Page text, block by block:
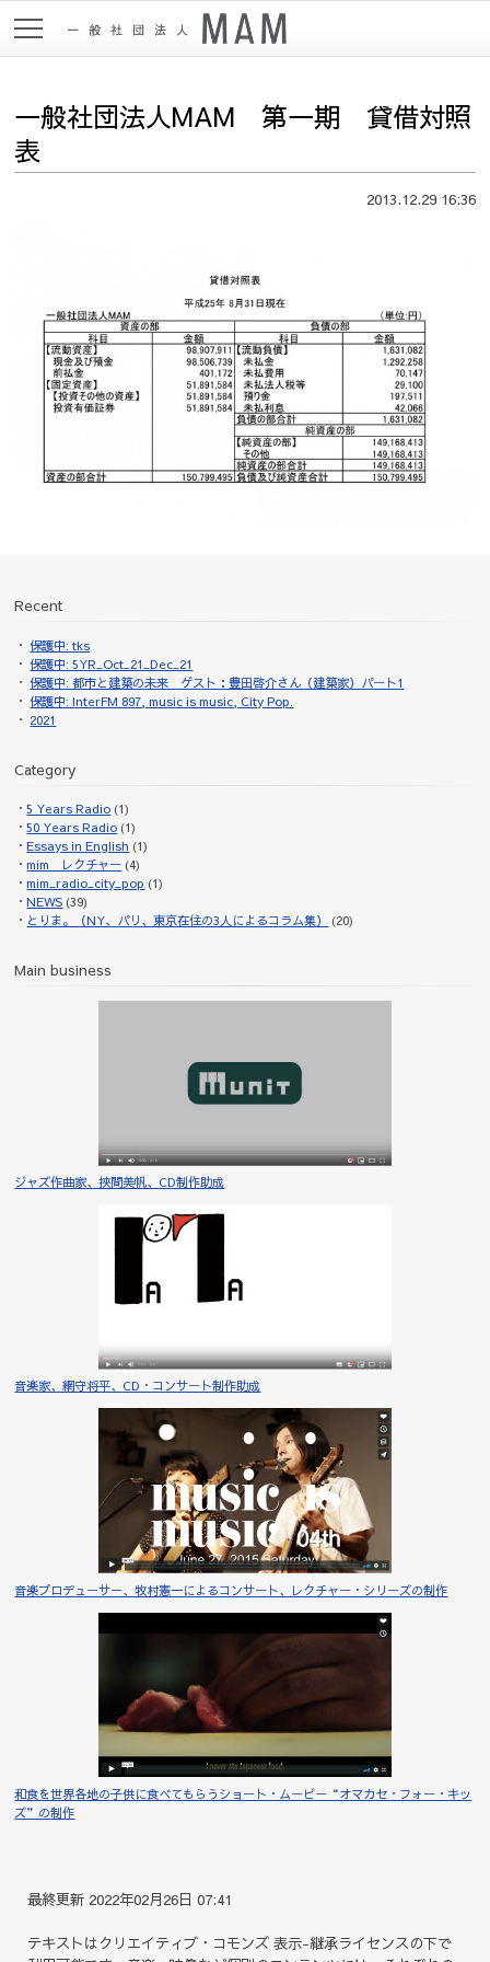
一般社団法人MAM 第一期 貸借対照
表
2013.12.29 16:36
Recent
保護中: tks
保護中: 5YR_Oct_21_Dec_21
保護中: 都市と建築の未来 ゲスト：豊田啓介さん（建築家）パート1
保護中: InterFM 897, music is music, City Pop.
2021
Category
5 Years Radio (1)
50 Years Radio (1)
Essays in English (1)
mim レクチャー (4)
mim_radio_city_pop (1)
NEWS (39)
とりま。（NY、パリ、東京在住の3人によるコラム集）
(20)
Main business
ジャズ作曲家、挾間美帆、CD制作助成
音楽家、網守将平、CD・コンサート制作助成
音楽プロデューサー、牧村憲一によるコンサート、レクチャー・シリーズの制作
和食を世界各地の子供に食べてもらうショート・ムービー“オマカセ・フォー・キッ
ズ”の制作
最終更新 2022年02月26日 07:41
テキストはクリエイティブ・コモンズ 表示-継承ライセンスの下で